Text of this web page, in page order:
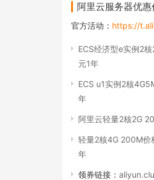
阿里云服务器优惠
官方活动： https://
ECS经济型e实例2
元1年
ECS u1实例2核
年
阿里云轻量2核2G
轻量2核4G 200M价
年
领券链接：